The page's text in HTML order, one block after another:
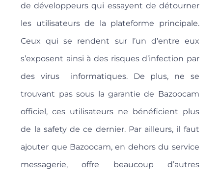
de développeurs qui essayent de détourner
les utilisateurs de la plateforme principale.
Ceux qui se rendent sur l’un d’entre eux
s’exposent ainsi à des risques d’infection par
des virus informatiques. De plus, ne se
trouvant pas sous la garantie de Bazoocam
officiel, ces utilisateurs ne bénéficient plus
de la safety de ce dernier. Par ailleurs, il faut
ajouter que Bazoocam, en dehors du service
messagerie, offre beaucoup d’autres